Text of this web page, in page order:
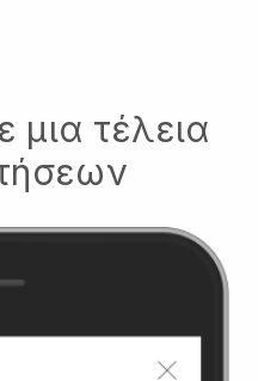
μια τέλεια